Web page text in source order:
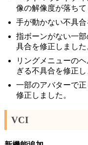
像の解像度が落ちて
手が動かない不具合
指ボーンがない一
具合を修正しました
リングメニューの
ぎる不具合を修正し
一部のアバターで
修正しました。
VCI